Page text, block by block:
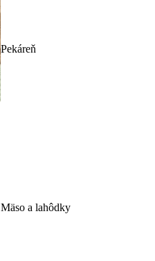
Pekáreň
Mäso a lahôdky